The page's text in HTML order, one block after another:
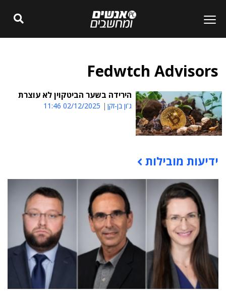
Fedwtch Advisors
הירידה בשער הביטקוין לא עוצרת
ג'ון בן-זקן 02/12/2025 11:46
תוכן פרסומי
ידיעות מובילות